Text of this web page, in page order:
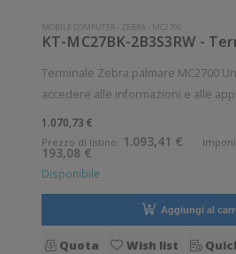
MOBILE COMPUTER - ZEBRA - MC2700
Terminale Zebra palmare MC2700 Un palmare consente di
accedere alle informazioni e alle
per portare a termine qualunque
di un mobile computer. La
ricevono il migl
1.070,73 €
Prezzo di listino: 1.093,41 €
193,08 €
Disponibile
Aggiungi al
Quota Wish list